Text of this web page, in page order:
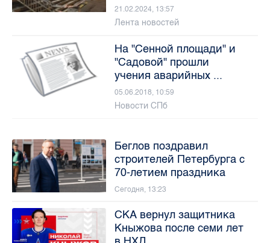
21.02.2024, 13:57
Лента новостей
На "Сенной площади" и
"Садовой" прошли
учения аварийных ...
05.06.2018, 10:59
Новости СПб
Беглов поздравил
строителей Петербурга с
70-летием праздника
Сегодня, 13:23
СКА вернул защитника
Кныжова после семи лет